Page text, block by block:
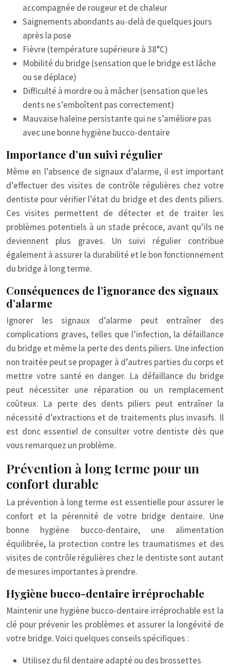
accompagnée de rougeur et de chaleur
Saignements abondants au-delà de quelques jours
après la pose
Fièvre (température supérieure à 38°C)
Mobilité du bridge (sensation que le bridge est lâche
ou se déplace)
Difficulté à mordre ou à mâcher (sensation que les
dents ne s’emboîtent pas correctement)
Mauvaise haleine persistante qui ne s’améliore pas
avec une bonne hygiène bucco-dentaire
Importance d’un suivi régulier
Même en l’absence de signaux d’alarme, il est important
d’effectuer des visites de contrôle régulières chez votre
dentiste pour vérifier l’état du bridge et des dents piliers.
Ces visites permettent de détecter et de traiter les
problèmes potentiels à un stade précoce, avant qu’ils ne
deviennent plus graves. Un suivi régulier contribue
également à assurer la durabilité et le bon fonctionnement
du bridge à long terme.
Conséquences de l’ignorance des signaux
d’alarme
Ignorer les signaux d’alarme peut entraîner des
complications graves, telles que l’infection, la défaillance
du bridge et même la perte des dents piliers. Une infection
non traitée peut se propager à d’autres parties du corps et
mettre votre santé en danger. La défaillance du bridge
peut nécessiter une réparation ou un remplacement
coûteux. La perte des dents piliers peut entraîner la
nécessité d’extractions et de traitements plus invasifs. Il
est donc essentiel de consulter votre dentiste dès que
vous remarquez un problème.
Prévention à long terme pour un
confort durable
La prévention à long terme est essentielle pour assurer le
confort et la pérennité de votre bridge dentaire. Une
bonne hygiène bucco-dentaire, une alimentation
équilibrée, la protection contre les traumatismes et des
visites de contrôle régulières chez le dentiste sont autant
de mesures importantes à prendre.
Hygiène bucco-dentaire irréprochable
Maintenir une hygiène bucco-dentaire irréprochable est la
clé pour prévenir les problèmes et assurer la longévité de
votre bridge. Voici quelques conseils spécifiques :
Utilisez du fil dentaire adapté ou des brossettes